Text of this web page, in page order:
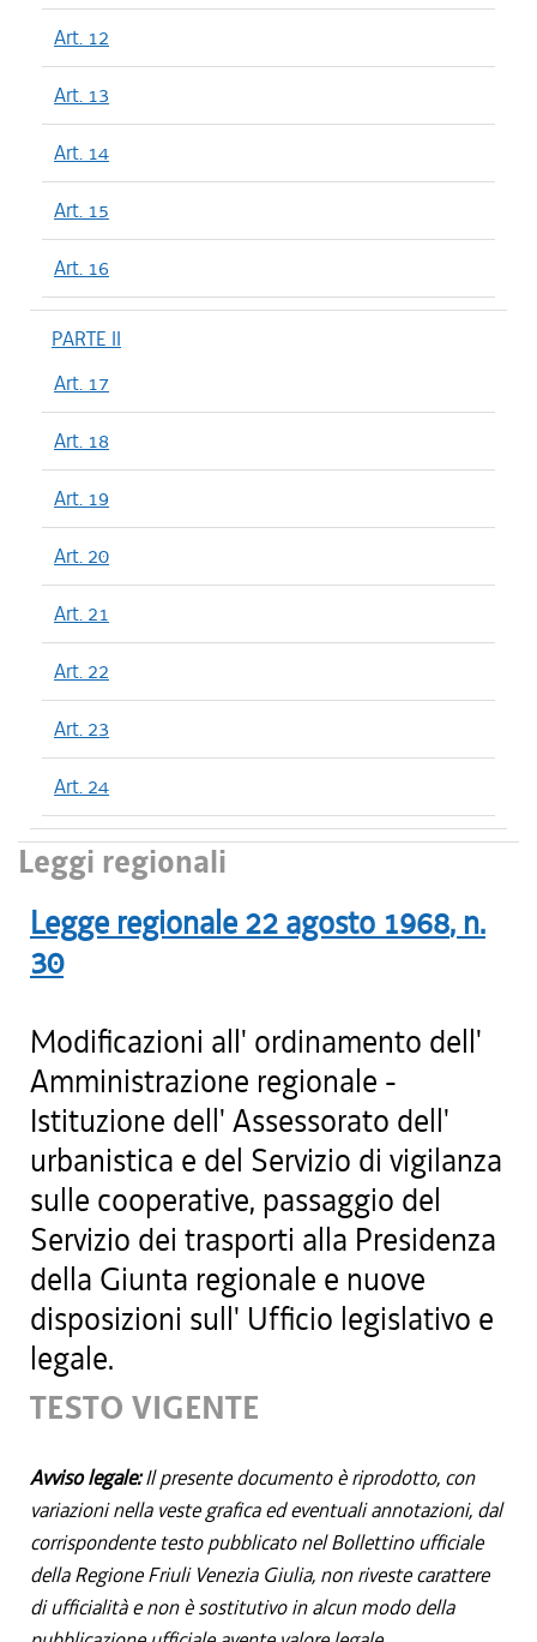
Art. 12
Art. 13
Art. 14
Art. 15
Art. 16
PARTE II
Art. 17
Art. 18
Art. 19
Art. 20
Art. 21
Art. 22
Art. 23
Art. 24
Leggi regionali
Legge regionale 22 agosto 1968, n.
30
Modificazioni all' ordinamento dell'
Amministrazione regionale -
Istituzione dell' Assessorato dell'
urbanistica e del Servizio di vigilanza
sulle cooperative, passaggio del
Servizio dei trasporti alla Presidenza
della Giunta regionale e nuove
disposizioni sull' Ufficio legislativo e
legale.
TESTO VIGENTE
Avviso legale:Il presente documento è riprodotto, con
variazioni nella veste grafica ed eventuali annotazioni, dal
corrispondente testo pubblicato nel Bollettino ufficiale
della Regione Friuli Venezia Giulia, non riveste carattere
di ufficialità e non è sostitutivo in alcun modo della